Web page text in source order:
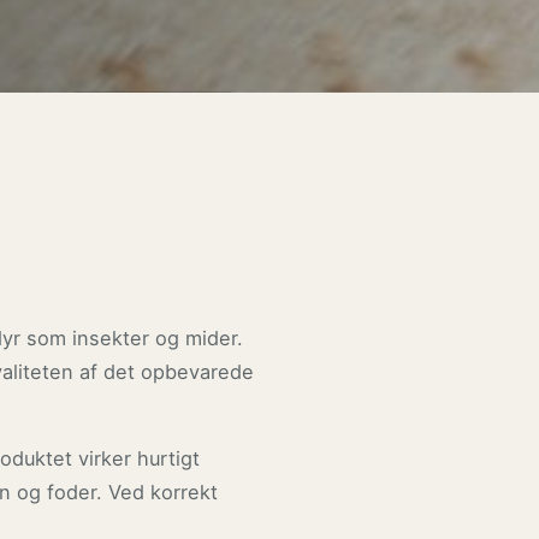
som insekter og mider.
af det opbevarede
virker hurtigt
og foder. Ved korrekt